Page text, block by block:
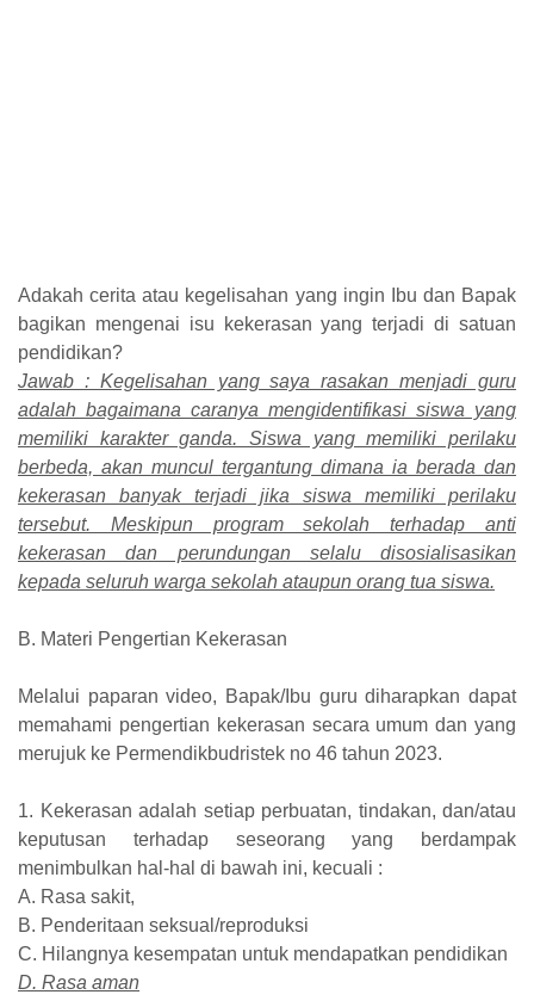
Adakah cerita atau kegelisahan yang ingin Ibu dan Bapak
bagikan mengenai isu kekerasan yang terjadi di satuan
pendidikan?
Jawab : Kegelisahan yang saya rasakan menjadi guru
adalah bagaimana caranya mengidentifikasi siswa yang
memiliki karakter ganda. Siswa yang memiliki perilaku
berbeda, akan muncul tergantung dimana ia berada dan
kekerasan banyak terjadi jika siswa memiliki perilaku
tersebut. Meskipun program sekolah terhadap anti
kekerasan dan perundungan selalu disosialisasikan
kepada seluruh warga sekolah ataupun orang tua siswa.
B. Materi Pengertian Kekerasan
Melalui paparan video, Bapak/Ibu guru diharapkan dapat
memahami pengertian kekerasan secara umum dan yang
merujuk ke Permendikbudristek no 46 tahun 2023.
1. Kekerasan adalah setiap perbuatan, tindakan, dan/atau
keputusan terhadap seseorang yang berdampak
menimbulkan hal-hal di bawah ini, kecuali :
A. Rasa sakit,
B. Penderitaan seksual/reproduksi
C. Hilangnya kesempatan untuk mendapatkan pendidikan
D. Rasa aman